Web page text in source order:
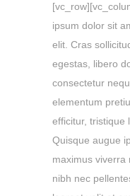
ipsum dolor sit
elit. Cras
egestas, libero
consectetur
elementum
efficitur, tristique
Quisque augue
maximus viverra
nibh nec